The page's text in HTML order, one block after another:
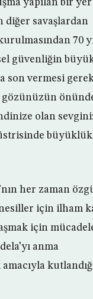
yapılan bir
diğer savaşlardan
70
güvenliğin
son vermesi
gözünüzün
olan
büyüklük
her zaman
için ilham
için
anma